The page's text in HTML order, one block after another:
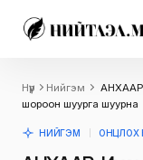
Нүүр Нийгэм
АНХААР:
шороон шуурга шуурна
НИЙГЭМ ОНЦЛОХ